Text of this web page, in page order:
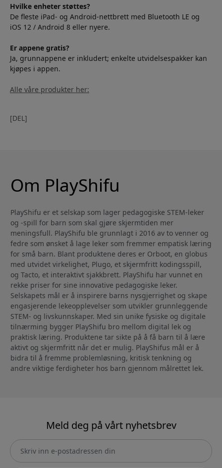
Hvilke enheter støttes?
De fleste iPad- og Android-nettbrett med Bluetooth LE og
iOS 12 / Android 8 eller nyere.
Er appene gratis?
Ja, grunnappene er inkludert; enkelte utvidelsespakker kan
kjøpes i appen.
Alle våre produkter her:
[DEL]
Om PlayShifu
PlayShifu er et selskap som lager pedagogiske STEM-leker
og -spill for barn som skal gjøre skjermtiden mer
meningsfull. PlayShifu ble grunnlagt i 2016 av to venner og
fedre som ønsket å lage leker som fremmer empatisk læring
for små barn. Blant produktene deres er Orboot, en globus
med utvidet virkelighet, Plugo, et skjermfritt kodingsspill,
og Tacto, et interaktivt sjakkbrett. PlayShifu har vunnet en
rekke priser for sine innovative pedagogiske leker.
Selskapets mål er å inspirere barns nysgjerrighet og skape
engasjerende lekeopplevelser som utvikler grunnleggende
STEM- og livskunnskaper. Med sin unike fysiske og digitale
tilnærming bygger PlayShifu bro mellom digital lek og
praktisk læring. Produktene tar sikte på å få barn til å lære
aktivt og skjermfritt når det er mulig. PlayShifus mål er å
bidra til å fremme problemløsning, kritisk tenkning og
andre viktige ferdigheter hos barn gjennom målrettet lek.
Meld deg på vårt nyhetsbrev